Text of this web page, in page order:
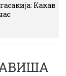
Какав